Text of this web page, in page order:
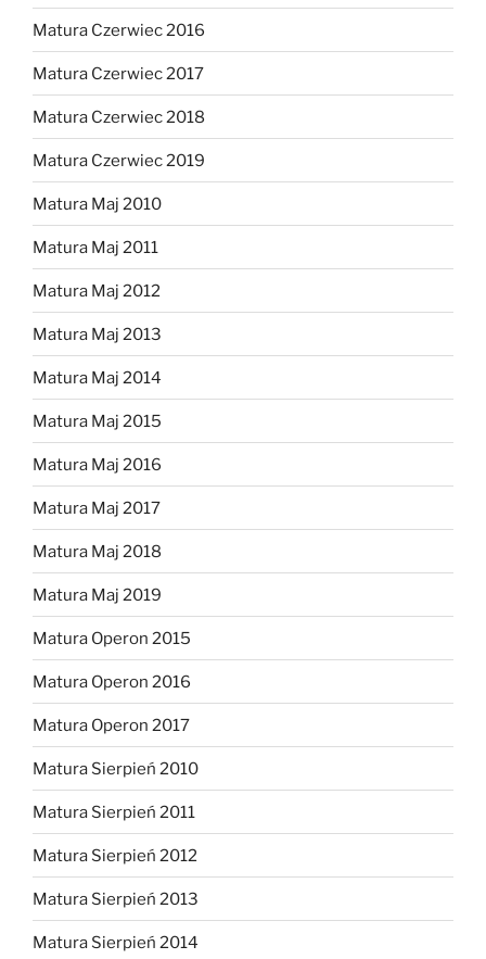
Matura Czerwiec 2016
Matura Czerwiec 2017
Matura Czerwiec 2018
Matura Czerwiec 2019
Matura Maj 2010
Matura Maj 2011
Matura Maj 2012
Matura Maj 2013
Matura Maj 2014
Matura Maj 2015
Matura Maj 2016
Matura Maj 2017
Matura Maj 2018
Matura Maj 2019
Matura Operon 2015
Matura Operon 2016
Matura Operon 2017
Matura Sierpień 2010
Matura Sierpień 2011
Matura Sierpień 2012
Matura Sierpień 2013
Matura Sierpień 2014